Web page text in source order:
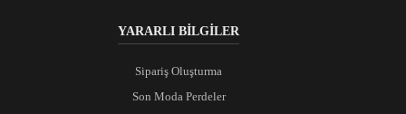
YARARLI BİLGİLER
Sipariş Oluşturma
Son Moda Perdeler